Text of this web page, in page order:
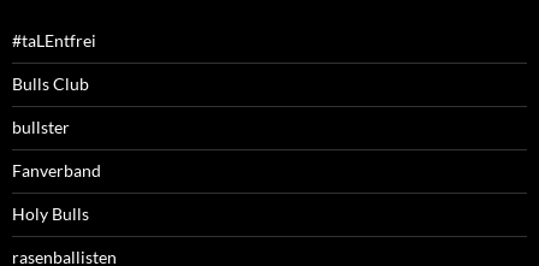
#taLEntfrei
Bulls Club
bullster
Fanverband
Holy Bulls
rasenballisten